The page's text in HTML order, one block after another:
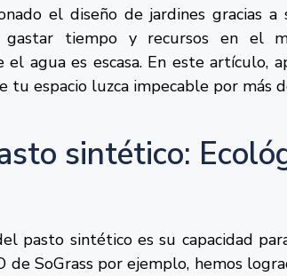
el diseño de jardines gracias a
gastar tiempo y recursos en el
el agua es escasa. En este artículo,
tu espacio luzca impecable por más
sintético:
pasto sintético es su capacidad
de SoGrass por ejemplo, hemos